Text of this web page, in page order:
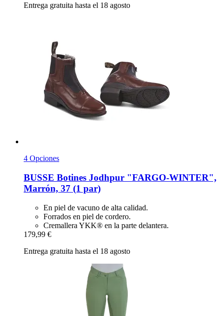
Entrega gratuita hasta el 18 agosto
4 Opciones
BUSSE Botines Jodhpur "FARGO-​WINTER",
Marrón, 37 (1 par)
En piel de vacuno de alta calidad.
Forrados en piel de cordero.
Cremallera YKK® en la parte delantera.
179,99 €
Entrega gratuita hasta el 18 agosto